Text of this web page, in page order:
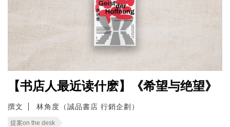
【书店人最近读什麽】《希望与绝望》
撰文 林角度（誠品書店 行銷企劃）
提案on the desk